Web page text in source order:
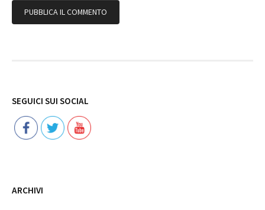
SEGUICI SUI SOCIAL
ARCHIVI